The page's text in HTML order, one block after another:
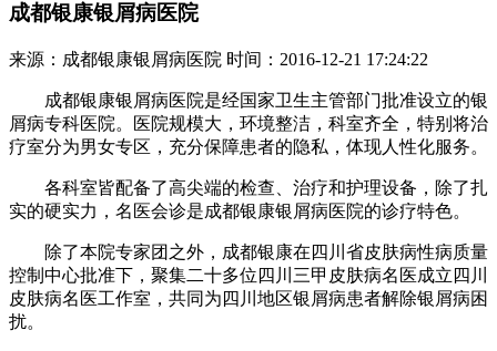
成都银康银屑病医院
来源：成都银康银屑病医院 时间：2016-12-21 17:24:22
成都银康银屑病医院是经国家卫生主管部门批准设立的银
屑病专科医院。医院规模大，环境整洁，科室齐全，特别将治
疗室分为男女专区，充分保障患者的隐私，体现人性化服务。
各科室皆配备了高尖端的检查、治疗和护理设备，除了扎
实的硬实力，名医会诊是成都银康银屑病医院的诊疗特色。
除了本院专家团之外，成都银康在四川省皮肤病性病质量
控制中心批准下，聚集二十多位四川三甲皮肤病名医成立四川
皮肤病名医工作室，共同为四川地区银屑病患者解除银屑病困
扰。